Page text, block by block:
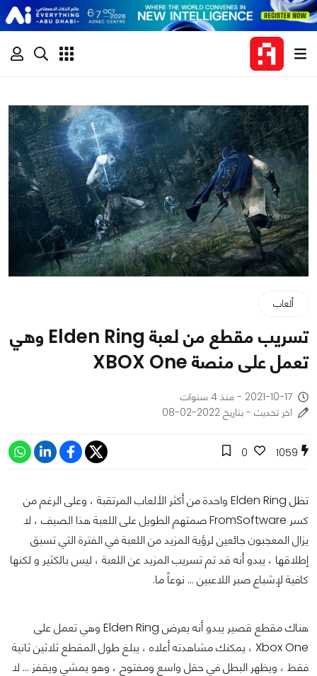
ألعاب
تسريب مقطع من لعبة Elden Ring وهي
تعمل على منصة XBOX One
2021-10-17 - منذ 4 سنوات
اخر تحديث - بتاريخ 2022-02-08
1059
0
تظل Elden Ring واحدة من أكثر الألعاب المرتقبة ، وعلى الرغم من
كسر FromSoftware صمتهم الطويل على اللعبة هذا الصيف ، لا
يزال المعجبون جائعين لرؤية المزيد من اللعبة في الفترة التي تسبق
إطلاقها ، يبدو أنه قد تم تسريب المزيد عن اللعبة ، ليس بالكثير و لكنها
كافية لإشباع صبر اللاعبين … نوعاً ما.
هناك مقطع قصير يبدو أنه يعرض Elden Ring وهي تعمل على
Xbox One ، يمكنك مشاهدته أعلاه ، يبلغ طول المقطع ثلاثين ثانية
فقط ، ويظهر البطل في حقل واسع ومفتوح ، وهو يمشي ويقفز ... لا